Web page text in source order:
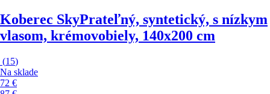
Koberec SkyPrateľný, syntetický, s nízkym
vlasom, krémovobiely, 140x200 cm
(15)
Na sklade
72 €